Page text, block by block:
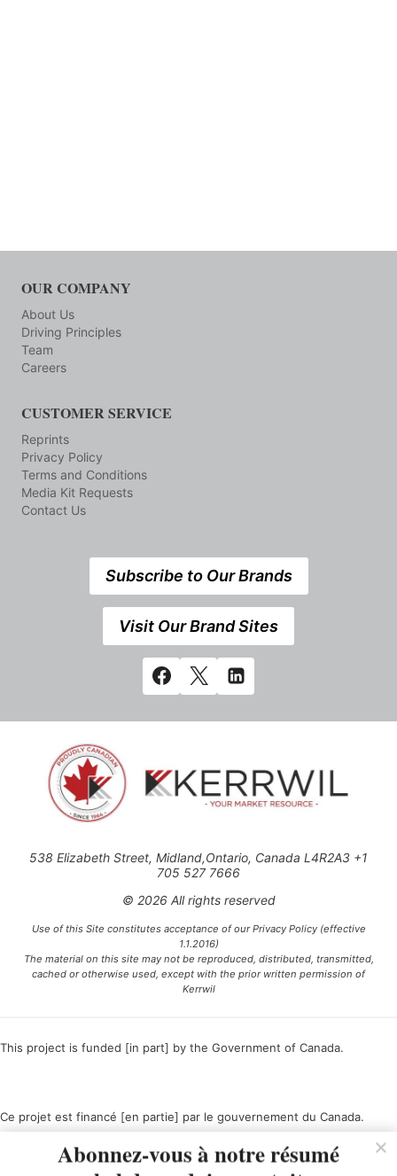
OUR COMPANY
About Us
Driving Principles
Team
Careers
CUSTOMER SERVICE
Reprints
Privacy Policy
Terms and Conditions
Media Kit Requests
Contact Us
Subscribe to Our Brands
Visit Our Brand Sites
538 Elizabeth Street, Midland,Ontario, Canada L4R2A3 +1
705 527 7666
© 2026 All rights reserved
Use of this Site constitutes acceptance of our Privacy Policy (effective
1.1.2016)
The material on this site may not be reproduced, distributed, transmitted,
cached or otherwise used, except with the prior written permission of
Kerrwil
This project is funded [in part] by the Government of Canada.
Ce projet est financé [en partie] par le gouvernement du Canada.
Abonnez-vous à notre résumé